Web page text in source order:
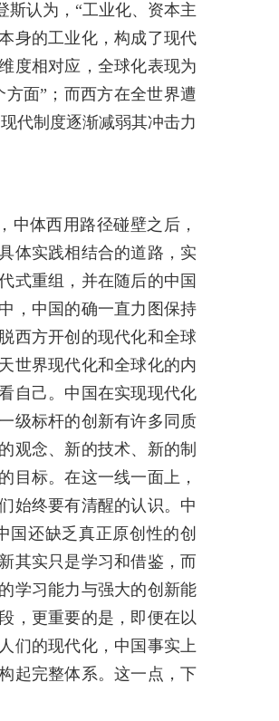
斯认为，“工业化、资本主
身的工业化，构成了现代
度相对应，全球化表现为
面”；而西方在全世界遭
代制度逐渐减弱其冲击力
中体西用路径碰壁之后，
体实践相结合的道路，实
式重组，并在随后的中国
，中国的确一直力图保持
西方开创的现代化和全球
世界现代化和全球化的内
自己。中国在实现现代化
级标杆的创新有许多同质
观念、新的技术、新的制
目标。在这一线一面上，
始终要有清醒的认识。中
国还缺乏真正原创性的创
其实只是学习和借鉴，而
学习能力与强大的创新能
，更重要的是，即便在以
们的现代化，中国事实上
起完整体系。这一点，下